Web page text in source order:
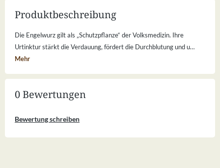
Produktbeschreibung
Die Engelwurz gilt als „Schutzpflanze“ der Volksmedizin. Ihre
Urtinktur stärkt die Verdauung, fördert die Durchblutung und u…
Mehr
0 Bewertungen
Bewertung schreiben